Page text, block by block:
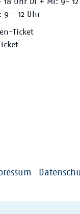
9 - 12 Uhr
Ticket